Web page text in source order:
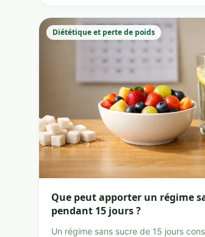
Diététique et perte de poids
Que peut apporter un régime
pendant 15 jours ?
Un régime sans sucre de 15 jours